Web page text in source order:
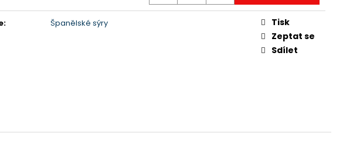
: Španělské sýry
Tisk
Zeptat se
Sdílet